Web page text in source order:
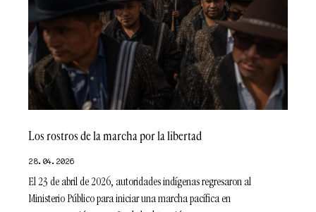
Los rostros de la marcha por la libertad
28.04.2026
El 23 de abril de 2026, autoridades indígenas regresaron al
Ministerio Público para iniciar una marcha pacífica en